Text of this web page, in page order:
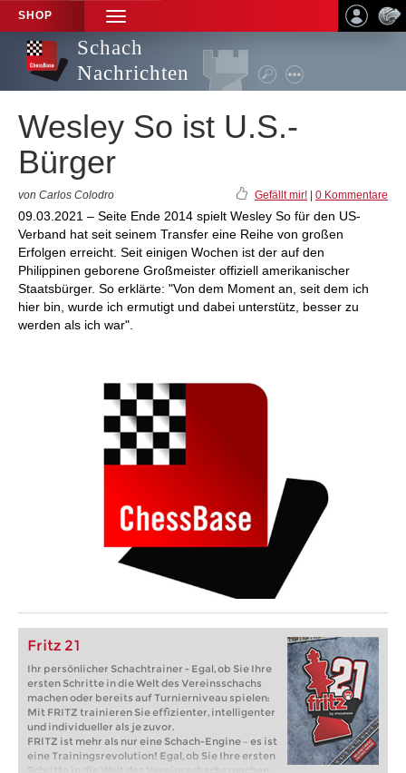
SHOP
TOGGLE
NAVIGATION
Schach
Nachrichten
Wesley So ist U.S.-
Bürger
von Carlos Colodro Gefällt mir! 0 Kommentare
09.03.2021 – Seite Ende 2014 spielt Wesley So für den US-
Verband hat seit seinem Transfer eine Reihe von großen
Erfolgen erreicht. Seit einigen Wochen ist der auf den
Philippinen geborene Großmeister offiziell amerikanischer
Staatsbürger. So erklärte: "Von dem Moment an, seit dem ich
hier bin, wurde ich ermutigt und dabei unterstütz, besser zu
werden als ich war".
Fritz 21
Ihr persönlicher Schachtrainer - Egal, ob Sie Ihre
ersten Schritte in die Welt des Vereinsschachs
machen oder bereits auf Turnierniveau spielen:
Mit FRITZ trainieren Sie effizienter, intelligenter
und individueller als je zuvor.
FRITZ ist mehr als nur eine Schach-Engine – es ist
eine Trainingsrevolution! Egal, ob Sie Ihre ersten
Schritte in die Welt des Vereinsschachs machen